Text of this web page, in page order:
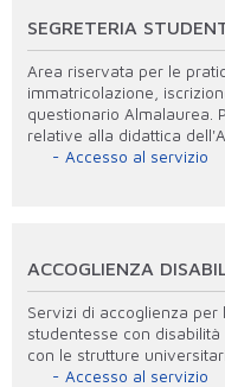
SEGRETERIA
Area riservata per le
immatricolazione,
questionario Almalaurea.
relative alla didattica
Accesso al servizio
ACCOGLIENZA
Servizi di accoglienza
studentesse con
con le strutture
Accesso al servizio